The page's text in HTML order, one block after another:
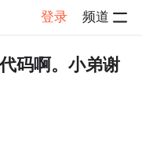
登录 频道
码啊。小弟谢